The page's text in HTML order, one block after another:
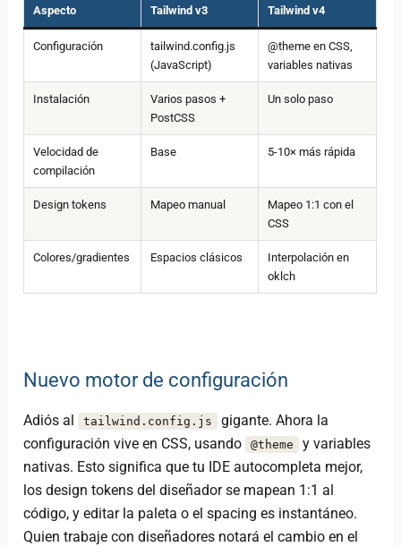
Aspecto Tailwind v3 Tailwind v4
Configuración
tailwind.config.js
(JavaScript)
@theme en CSS,
variables nativas
Instalación
Varios pasos +
PostCSS
Un solo paso
Velocidad de
compilación
Base 5-10× más rápida
Design tokens Mapeo manual
Mapeo 1:1 con el
CSS
Colores/gradientes Espacios clásicos
Interpolación en
oklch
Nuevo motor de configuración
Adiós al tailwind.config.js
gigante. Ahora la
configuración vive en CSS, usando
@theme
y variables
nativas. Esto significa que tu IDE autocompleta mejor,
los design tokens del diseñador se mapean 1:1 al
código, y editar la paleta o el spacing es instantáneo.
Quien trabaje con diseñadores notará el cambio en el